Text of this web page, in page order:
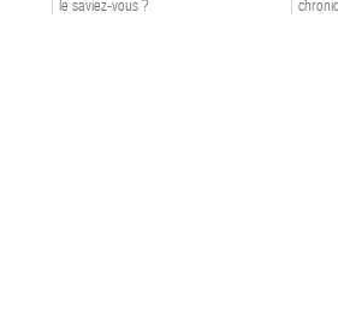
le saviez-vous ?